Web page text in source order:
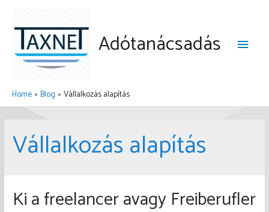
Adótanácsadás
Main
Home Blog Vállalkozás alapítás
Vállalkozás alapítás
Ki a freelancer avagy Freiberufler